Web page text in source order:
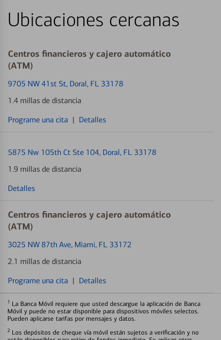
Ubicaciones cercanas
Centros financieros y cajero automático
(ATM)
9705 NW 41st St, Doral, FL 33178
1.4 millas de distancia
Programe una cita | Detalles
5875 Nw 105th Ct Ste 104, Doral, FL 33178
1.9 millas de distancia
Detalles
Centros financieros y cajero automático
(ATM)
3025 NW 87th Ave, Miami, FL 33172
2.1 millas de distancia
Programe una cita | Detalles
1 La Banca Móvil requiere que usted descargue la aplicación de Banca
Móvil y puede no estar disponible para dispositivos móviles selectos.
Pueden aplicarse tarifas por mensajes y datos.
2 Los depósitos de cheque vía móvil están sujetos a verificación y no